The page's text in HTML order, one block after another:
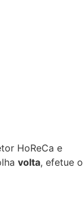
HoReCa e
volta, efetue o